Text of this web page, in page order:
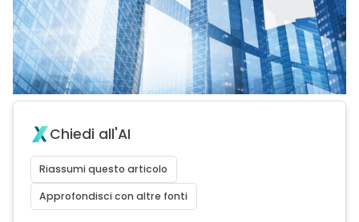
Chiedi all'AI
Riassumi questo articolo
Approfondisci con altre fonti